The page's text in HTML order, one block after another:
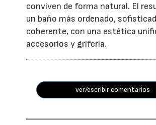
conviven de forma natural. El
un baño más ordenado,
coherente, con una estética
accesorios y grifería.
ver/escribir comentarios